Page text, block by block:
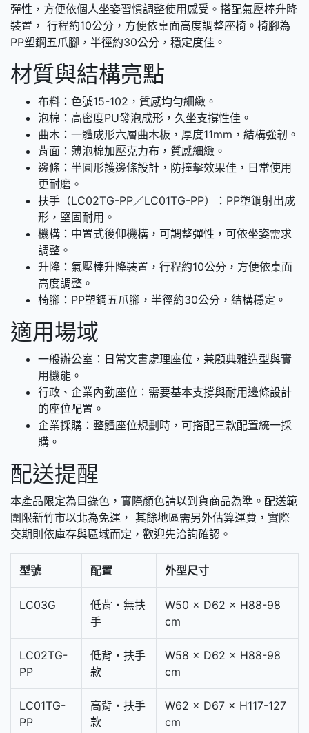
彈性，方便依個人坐姿習慣調整使用感受。搭配氣壓棒升降
裝置， 行程約10公分，方便依桌面高度調整座椅。椅腳為
PP塑鋼五爪腳，半徑約30公分，穩定度佳。
材質與結構亮點
布料：色號15-102，質感均勻細緻。
泡棉：高密度PU發泡成形，久坐支撐性佳。
曲木：一體成形六層曲木板，厚度11mm，結構強韌。
背面：薄泡棉加壓克力布，質感細緻。
邊條：半圓形護邊條設計，防撞擊效果佳，日常使用
更耐磨。
扶手（LC02TG-PP／LC01TG-PP）：PP塑鋼射出成
形，堅固耐用。
機構：中置式後仰機構，可調整彈性，可依坐姿需求
調整。
升降：氣壓棒升降裝置，行程約10公分，方便依桌面
高度調整。
椅腳：PP塑鋼五爪腳，半徑約30公分，結構穩定。
適用場域
一般辦公室：日常文書處理座位，兼顧典雅造型與實
用機能。
行政、企業內勤座位：需要基本支撐與耐用邊條設計
的座位配置。
企業採購：整體座位規劃時，可搭配三款配置統一採
購。
配送提醒
本產品限定為目錄色，實際顏色請以到貨商品為準。配送範
圍限新竹市以北為免運， 其餘地區需另外估算運費，實際
交期則依庫存與區域而定，歡迎先洽詢確認。
型號 配置 外型尺寸
LC03G
低背・無扶
手
W50 × D62 × H88-98
cm
LC02TG-
PP
低背・扶手
款
W58 × D62 × H88-98
cm
LC01TG-
PP
高背・扶手
款
W62 × D67 × H117-127
cm